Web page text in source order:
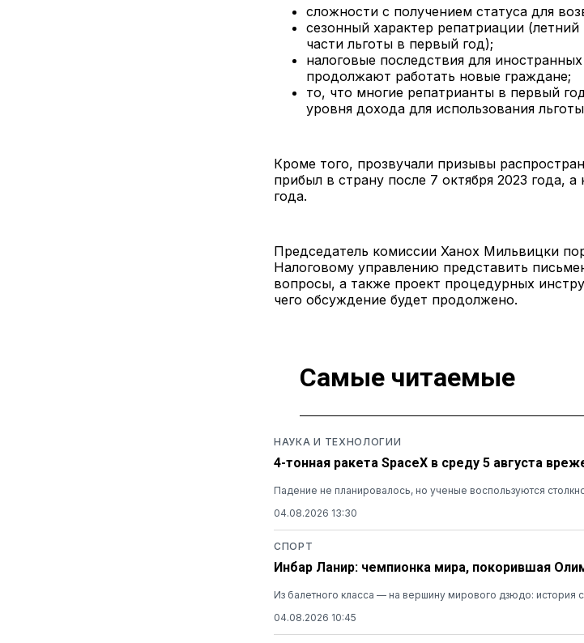
сложности с получением статуса для
сезонный характер репатриации
части льготы в первый год);
налоговые последствия для
продолжают работать новые граждане;
то, что многие репатрианты в первый
уровня дохода для использования
Кроме того, прозвучали призывы
прибыл в страну после 7 октября 2023 года,
года.
Председатель комиссии Ханох Мильвицки
Налоговому управлению представить
вопросы, а также проект процедурных
чего обсуждение будет продолжено.
Самые читаемые
НАУКА И ТЕХНОЛОГИИ
4-тонная ракета SpaceX в среду 5 августа
Падение не планировалось, но ученые воспользуются
04.08.2026 13:30
СПОРТ
Инбар Ланир: чемпионка мира, покорившая
Из балетного класса — на вершину мирового дзюдо: история
04.08.2026 10:45